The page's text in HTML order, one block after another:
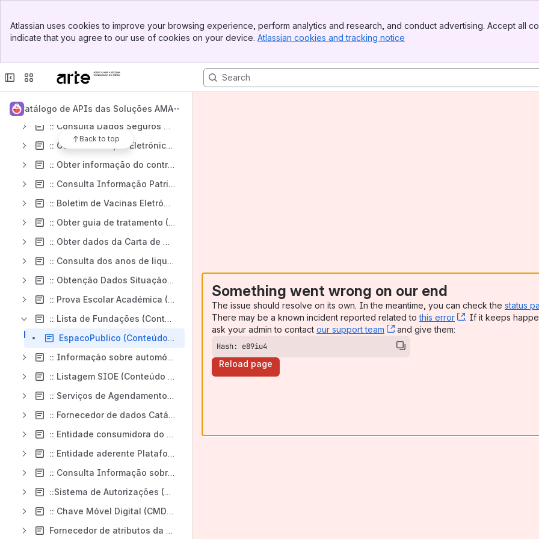
Top Bar
Sidebar
Atlassian uses cookies to improve your browsing experience, perform analytics and research, and conduct advertising. Accept all
indicate that you agree to our use of cookies on your device. Atlassian cookies and tracking notice
Catálogo de APIs das Soluções AMA
Back to top
:: Situação Contributiva (Conteúdo Público)
:: Validação de faturas (Conteúdo Público)
:: Consulta Dados Seguros ADM (Conteúdo Público)
:: Obter Prescrição Eletrónica de Medicamentos (Conteúdo Público)
:: Obter informação do contribuinte (Conteúdo Público)
:: Consulta Informação Património (Conteúdo Público)
:: Boletim de Vacinas Eletrónico (Conteúdo Público)
:: Obter guia de tratamento (Conteúdo Público)
:: Obter dados da Carta de Condução (Conteúdo Público)
:: Consulta dos anos de liquidação do IUC (Conteúdo Público)
:: Obtenção Dados Situação Profissional (Conteúdo Público)
:: Prova Escolar Académica (Conteúdo Público)
:: Lista de Fundações (Conteúdo Público)
EspacoPublico (Conteúdo Público)
:: Informação sobre automóveis rebocados nas áreas metropolitanas de Lisboa e do Porto (Conteúdo Público)
:: Listagem SIOE (Conteúdo Público)
:: Serviços de Agendamento no atendimento (Conteúdo Público)
:: Fornecedor de dados Catálogo de Entidades e Serviços (Conteúdo Público)
:: Entidade consumidora do Catálogo de Entidades e Serviços (Conteúdo Público)
:: Entidade aderente Plataforma de Notificações Eletrónicas (Conteúdo Público)
:: Consulta Informação sobre instrumentos de medição (Conteúdo Público)
::Sistema de Autorizações (SA) ::Autenticação (Conteúdo Público)
:: Chave Móvel Digital (CMD) :: Autenticação (Conteúdo Público)
Fornecedor de atributos da App gov.pt (Conteúdo Público)
Something went wrong on our end
The issue should resolve on its own. In the meantime, you can check the status
There may be a known incident reported related tothis error , (opens new
. If it keeps
ask your admin to contact our support team , (opens new window)
and give them:
Hash: e89iu4
Reload page